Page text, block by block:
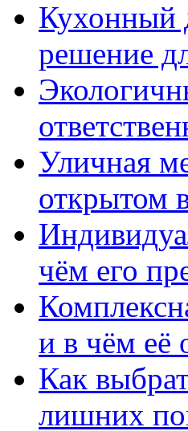
Кухонный
решение
Уличная
открытом
чём его
и в чём её
Как
лишних